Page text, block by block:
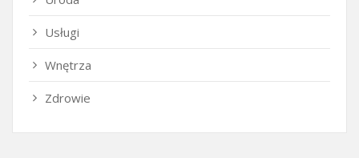
Usługi
Wnętrza
Zdrowie